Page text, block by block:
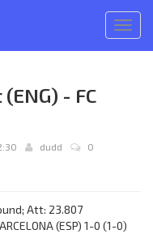
меню
- FC
dudd
0
Att: 23.807
(ESP) 1-0 (1-0)